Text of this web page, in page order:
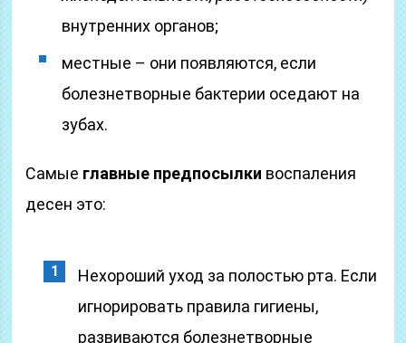
внутренних органов;
местные – они появляются, если
болезнетворные бактерии оседают на
зубах.
Самые главные предпосылки воспаления
десен это:
Нехороший уход за полостью рта. Если
игнорировать правила гигиены,
развиваются болезнетворные